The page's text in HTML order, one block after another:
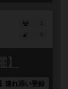
1
連れ添い登録